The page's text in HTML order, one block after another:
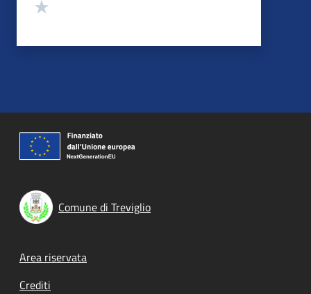
Comune di Treviglio
Footer menu
Area riservata
Crediti